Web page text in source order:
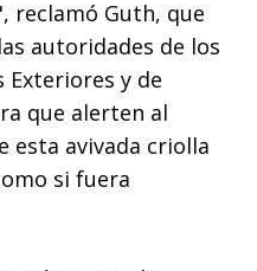
reclamó Guth, que
autoridades de los
Exteriores y de
que alerten al
esta avivada criolla
si fuera